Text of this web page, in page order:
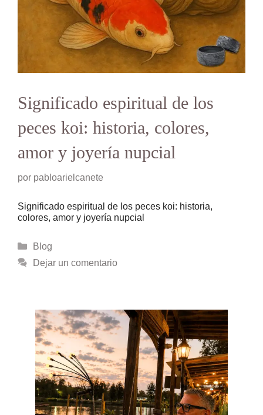
Significado espiritual de los
peces koi: historia, colores,
amor y joyería nupcial
por pabloarielcanete
Significado espiritual de los peces koi: historia,
colores, amor y joyería nupcial
Categorías
Blog
Dejar un comentario